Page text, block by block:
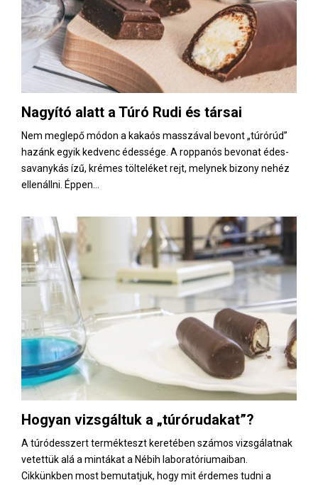
Nagyító alatt a Túró Rudi és társai
Nem meglepő módon a kakaós masszával bevont „túrórúd”
hazánk egyik kedvenc édessége. A roppanós bevonat édes-
savanykás ízű, krémes tölteléket rejt, melynek bizony nehéz
ellenállni. Éppen...
Hogyan vizsgáltuk a „túrórudakat”?
A túródesszert termékteszt keretében számos vizsgálatnak
vetettük alá a mintákat a Nébih laboratóriumaiban.
Cikkünkben most bemutatjuk, hogy mit érdemes tudni a